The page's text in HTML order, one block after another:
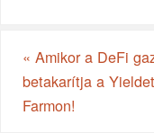
« Amikor a DeFi
betakarítja a
Farmon!